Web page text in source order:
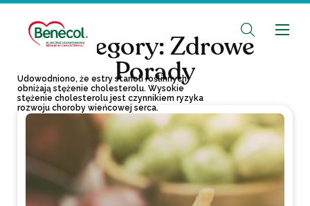
Udowodniono, że estry stanoli roślinnych
obniżają stężenie cholesterolu. Wysokie
stężenie cholesterolu jest czynnikiem ryzyka
rozwoju choroby wieńcowej serca.
Category:Zdrowe
Porady